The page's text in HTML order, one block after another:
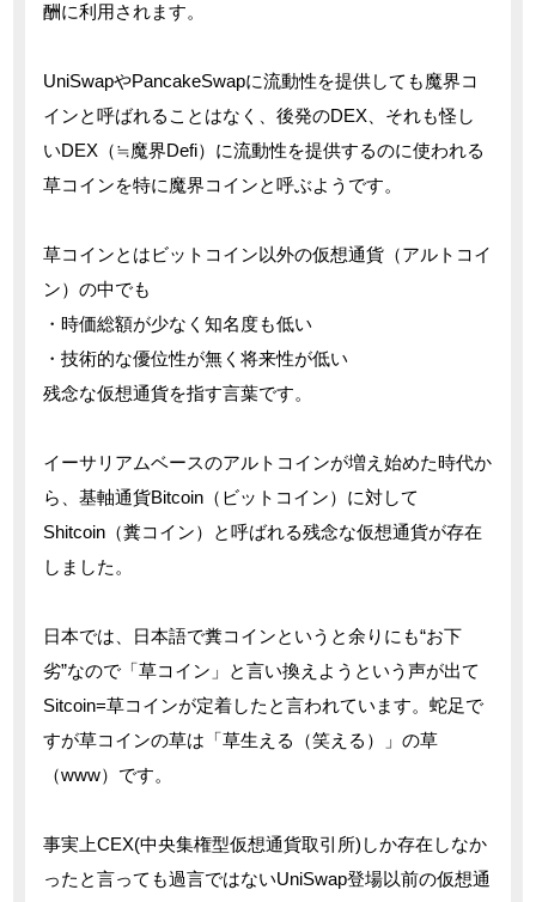
酬に利用されます。
UniSwapやPancakeSwapに流動性を提供しても魔界コ
インと呼ばれることはなく、後発のDEX、それも怪し
いDEX（≒魔界Defi）に流動性を提供するのに使われる
草コインを特に魔界コインと呼ぶようです。
草コインとはビットコイン以外の仮想通貨（アルトコイ
ン）の中でも
・時価総額が少なく知名度も低い
・技術的な優位性が無く将来性が低い
残念な仮想通貨を指す言葉です。
イーサリアムベースのアルトコインが増え始めた時代か
ら、基軸通貨Bitcoin（ビットコイン）に対して
Shitcoin（糞コイン）と呼ばれる残念な仮想通貨が存在
しました。
日本では、日本語で糞コインというと余りにも“お下
劣”なので「草コイン」と言い換えようという声が出て
Sitcoin=草コインが定着したと言われています。蛇足で
すが草コインの草は「草生える（笑える）」の草
（www）です。
事実上CEX(中央集権型仮想通貨取引所)しか存在しなか
ったと言っても過言ではないUniSwap登場以前の仮想通